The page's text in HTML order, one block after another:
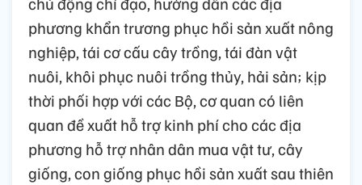
phương khẩn trương phục hồi sản xuất nông
nghiệp, tái cơ cấu cây trồng, tái đàn vật
nuôi, khôi phục nuôi trồng thủy, hải sản; kịp
thời phối hợp với các Bộ, cơ quan có liên
quan đề xuất hỗ trợ kinh phí cho các địa
phương hỗ trợ nhân dân mua vật tư, cây
giống, con giống phục hồi sản xuất sau thiên